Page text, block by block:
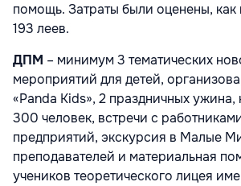
помощь. Затраты были оценены,
193 леев.
ДПМ – минимум 3 тематических
мероприятий для детей,
«Panda Kids», 2 праздничных
300 человек, встречи с
предприятий, экскурсия в Малые
преподавателей и материальная
учеников теоретического лицея